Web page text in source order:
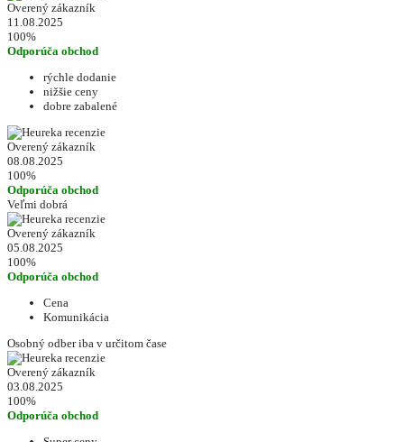
Overený zákazník
11.08.2025
100%
Odporúča obchod
rýchle dodanie
nižšie ceny
dobre zabalené
Overený zákazník
08.08.2025
100%
Odporúča obchod
Veľmi dobrá
Overený zákazník
05.08.2025
100%
Odporúča obchod
Cena
Komunikácia
Osobný odber iba v určitom čase
Overený zákazník
03.08.2025
100%
Odporúča obchod